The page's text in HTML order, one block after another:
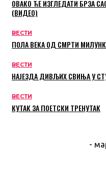
ОВАКО ЋЕ ИЗГЛЕДАТИ БРЗА
(ВИДЕО)
ВЕСТИ
ПОЛА ВЕКА ОД СМРТИ
ВЕСТИ
НАЈЕЗДА ДИВЉИХ СВИЊА У
ВЕСТИ
КУТАК ЗА ПОЕТСКИ ТРЕНУТАК
-